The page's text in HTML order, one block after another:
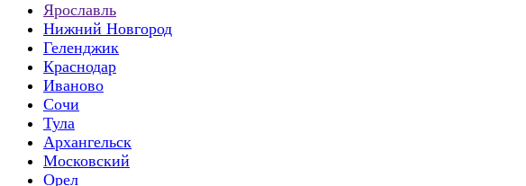
Ярославль
Нижний Новгород
Геленджик
Краснодар
Иваново
Сочи
Тула
Архангельск
Московский
Орел